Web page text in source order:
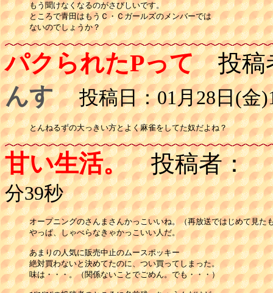
もう聞けなくなるのがさびしいです。
ところで青田はもうＣ・Ｃガールズのメンバーでは
ないのでしょうか？
パクられたPって投稿
んす 投稿日：01月28日(金
とんねるずの大っきい方とよく麻雀をしてた奴だよね？
甘い生活。投稿者：
分39秒
オープニングのさんまさんかっこいいね。（再放送ではじめて見た
やっぱ、しゃべらなきゃかっこいい人だ。
あまりの人気に販売中止のムースポッキー
絶対買わないと決めてたのに、つい買ってしまった。
味は・・・。（関係ないことでごめん。でも・・・）